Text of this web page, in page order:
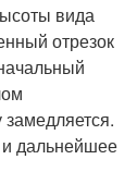
вида
отрезок
и дальнейшее